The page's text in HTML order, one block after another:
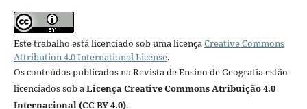
Este trabalho está licenciado sob uma licençaCreative Commons
Attribution 4.0 International License.
Os conteúdos publicados na Revista de Ensino de Geografia estão
licenciados sob aLicença Creative Commons Atribuição 4.0
Internacional (CC BY 4.0).